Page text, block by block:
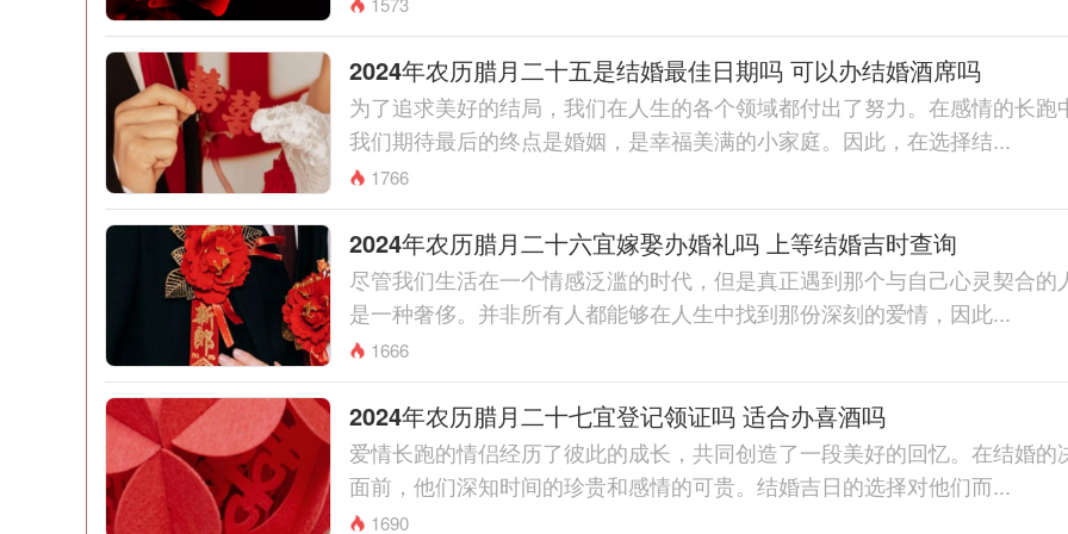
2024年农历腊月二十五是结婚最佳日期吗 可以办结婚酒席吗
为了追求美好的结局，我们在人生的各个领域都付出了努力。在感情的长跑
我们期待最后的终点是婚姻，是幸福美满的小家庭。因此，在选择结...
1766
2024年农历腊月二十六宜嫁娶办婚礼吗 上等结婚吉时查询
尽管我们生活在一个情感泛滥的时代，但是真正遇到那个与自己心灵契合的
是一种奢侈。并非所有人都能够在人生中找到那份深刻的爱情，因此...
1666
2024年农历腊月二十七宜登记领证吗 适合办喜酒吗
爱情长跑的情侣经历了彼此的成长，共同创造了一段美好的回忆。在结婚的
面前，他们深知时间的珍贵和感情的可贵。结婚吉日的选择对他们而...
1690